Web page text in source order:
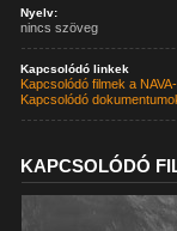
Nyelv:
nincs szöveg
Kapcsolódó linkek
Kapcsolódó filmek a
Kapcsolódó
KAPCSOLÓDÓ